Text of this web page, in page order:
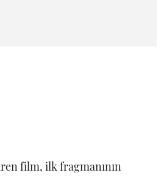
film, ilk fragmanının